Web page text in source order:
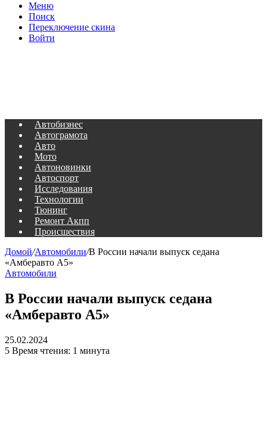
Меню
Поиск
Переключение скина
Войти
Автобизнес
Автограмота
Авто
Мото
Автоновинки
Автоспорт
Исследования
Технологии
Тюнинг
Ремонт Акпп
Происшествия
Домой/Автомобили/В России начали выпуск седана
«Амберавто А5»
Автомобили
В России начали выпуск седана
«Амберавто А5»
25.02.2024
5 Время чтения: 1 минута